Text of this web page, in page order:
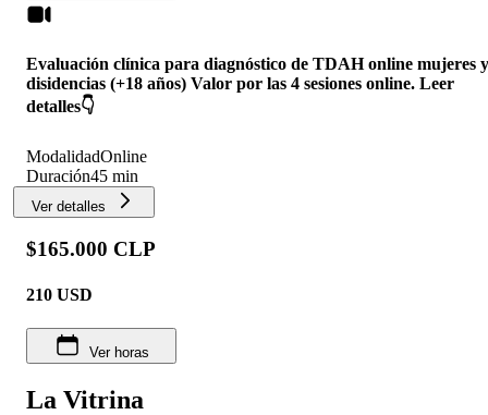
Evaluación clínica para diagnóstico de TDAH online mujeres y
disidencias (+18 años) Valor por las 4 sesiones online. Leer
detalles👇
ModalidadOnline
Duración45 min
Ver detalles
$165.000 CLP
210 USD
Ver horas
La Vitrina